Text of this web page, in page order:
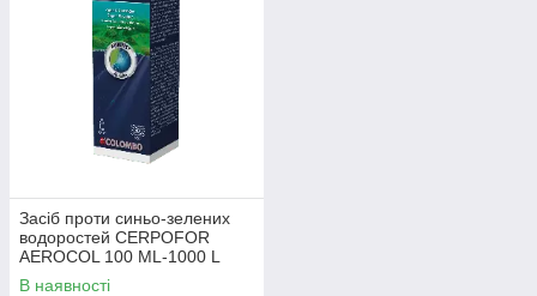
Засіб проти синьо-зелених
водоростей CERPOFOR
AEROCOL 100 ML-1000 L
(A5010820)
В наявності